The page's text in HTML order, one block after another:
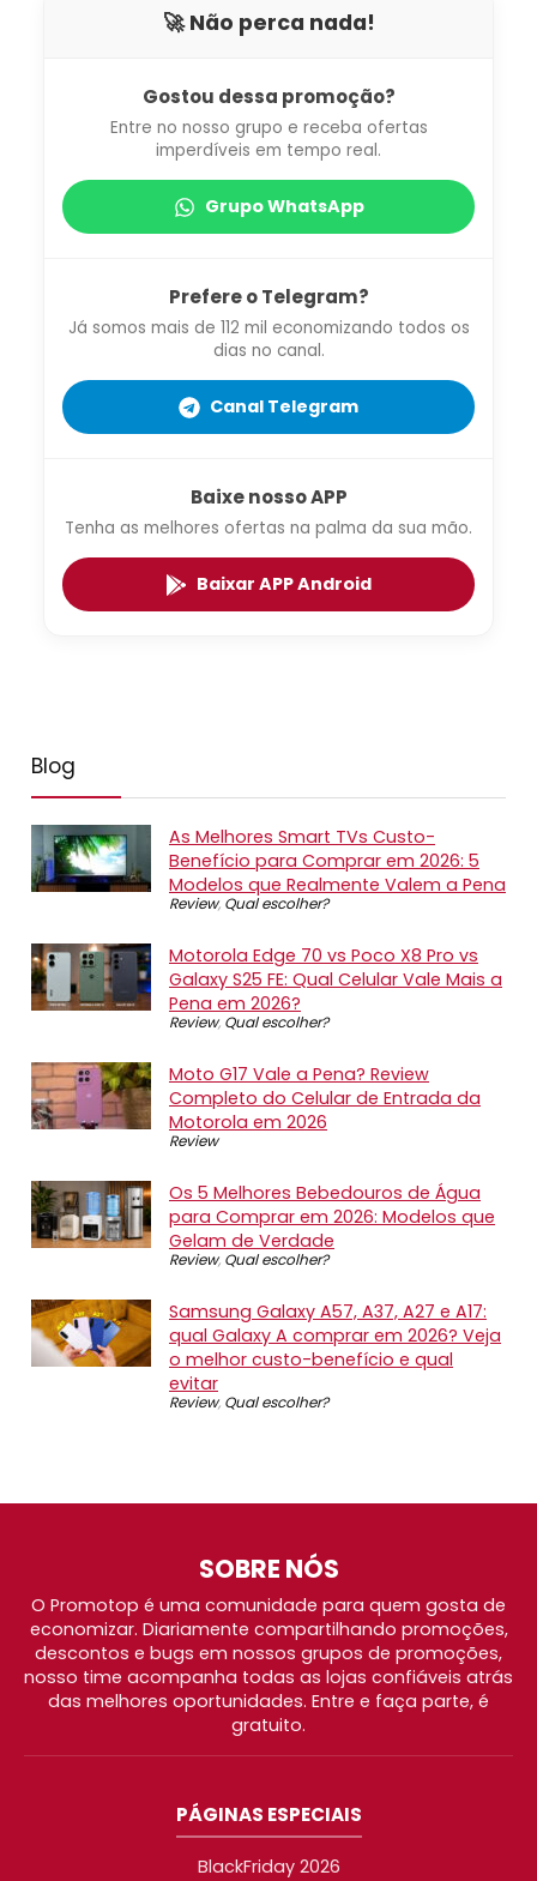
🚀 Não perca nada!
Gostou dessa promoção?
Entre no nosso grupo e receba ofertas
imperdíveis em tempo real.
Grupo WhatsApp
Prefere o Telegram?
Já somos mais de 112 mil economizando todos os
dias no canal.
Canal Telegram
Baixe nosso APP
Tenha as melhores ofertas na palma da sua mão.
Baixar APP Android
Blog
As Melhores Smart TVs Custo-
Benefício para Comprar em 2026: 5
Modelos que Realmente Valem a Pena
Review, Qual escolher?
Motorola Edge 70 vs Poco X8 Pro vs
Galaxy S25 FE: Qual Celular Vale Mais a
Pena em 2026?
Review, Qual escolher?
Moto G17 Vale a Pena? Review
Completo do Celular de Entrada da
Motorola em 2026
Review
Os 5 Melhores Bebedouros de Água
para Comprar em 2026: Modelos que
Gelam de Verdade
Review, Qual escolher?
Samsung Galaxy A57, A37, A27 e A17:
qual Galaxy A comprar em 2026? Veja
o melhor custo-benefício e qual
evitar
Review, Qual escolher?
SOBRE NÓS
O Promotop é uma comunidade para quem gosta de
economizar. Diariamente compartilhando promoções,
descontos e bugs em nossos grupos de promoções,
nosso time acompanha todas as lojas confiáveis atrás
das melhores oportunidades. Entre e faça parte, é
gratuito.
PÁGINAS ESPECIAIS
BlackFriday 2026